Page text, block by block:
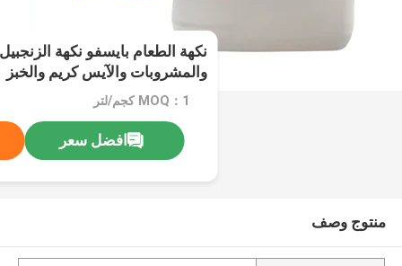
نكهة الطعام بايسفو نكهة
والمشروبات والآيس كريم والخبز
MOQ：1 كجم/لتر
افضل سعر
منتوج وصف